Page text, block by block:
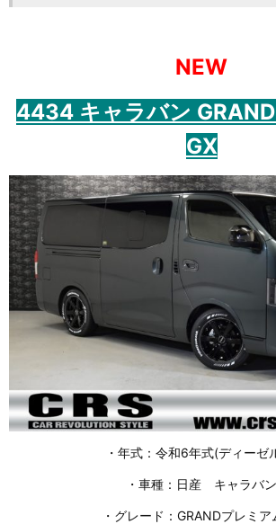
NEW
4434 キャラバン
GX
・年式：令和6年式(ディーゼ
・車種：日産 キャラバン
・グレード：GRANDプレミア